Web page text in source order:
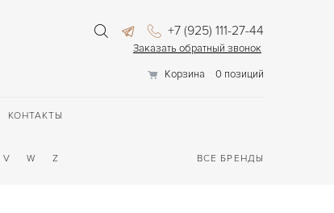
+7 (925) 111-27-44
Заказать обратный звонок
Корзина
0 позиций
КОНТАКТЫ
V W Z ВСЕ БРЕНДЫ